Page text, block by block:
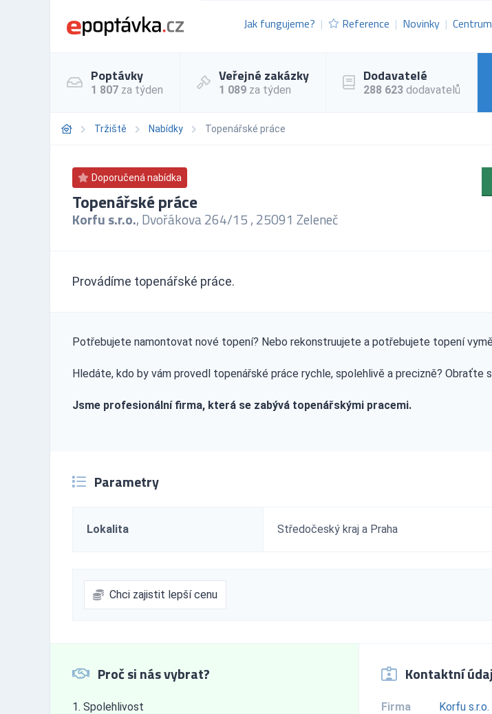
Jak fungujeme? Reference Novinky
Poptávky
1 807 za týden
Veřejné zakázky
1 089 za týden
Dodavatelé
288 623 dodavatelů
Tržiště Nabídky Topenářské práce
Doporučená nabídka
Topenářské práce
Korfu s.r.o., Dvořákova 264/15 , 25091 Zeleneč
Provádíme topenářské práce.
Potřebujete namontovat nové topení? Nebo rekonstruujete a potřebujete topení
Hledáte, kdo by vám provedl topenářské práce rychle, spolehlivě a precizně? Obraťte
Jsme profesionální firma, která se zabývá topenářskými pracemi.
Parametry
Lokalita Středočeský kraj a Praha
Chci zajistit lepší cenu
Proč si nás vybrat?
Spolehlivost
Kontaktní
Firma
Korfu s.r.o.